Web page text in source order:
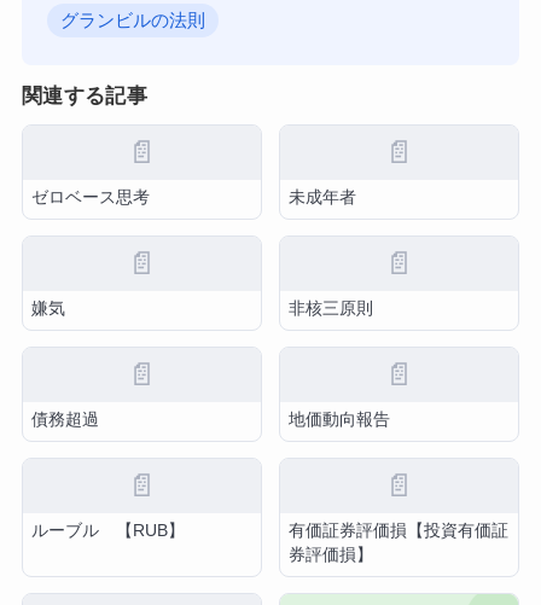
グランビルの法則
関連する記事
📄
ゼロベース思考
📄
未成年者
📄
嫌気
📄
非核三原則
📄
債務超過
📄
地価動向報告
📄
ルーブル 【RUB】
📄
有価証券評価損【投資有価証
券評価損】